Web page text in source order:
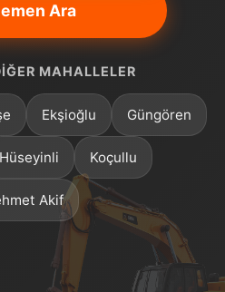
Ara
MAHALLELER
Ekşioğlu Güngören
Hüseyinli Koçullu
Akif